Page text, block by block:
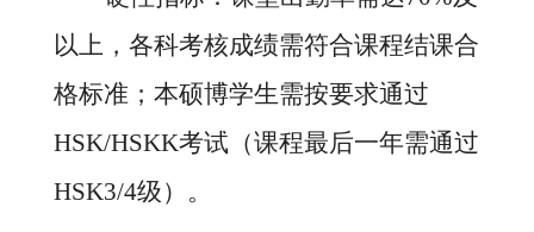
以上，各科考核成绩需符合课程结课合
格标准；本硕博学生需按要求通过
HSK/HSKK考试（课程最后一年需通过
HSK3/4级）。